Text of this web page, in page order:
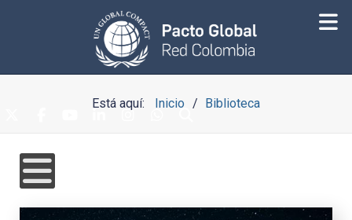
Está aquí: Inicio Biblioteca